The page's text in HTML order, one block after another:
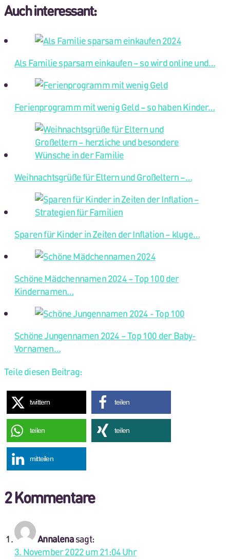
Auch interessant:
Als Familie sparsam einkaufen – so wird online und…
Ferienprogramm mit wenig Geld – so haben Kinder…
Weihnachtsgrüße für Eltern und Großeltern –…
Sparen für Kinder in Zeiten der Inflation – kluge…
Schöne Mädchennamen 2024 – Top 100 der
Kindernamen…
Schöne Jungennamen 2024 – Top 100 der Baby-
Vornamen…
Teile diesen Beitrag:
twittern teilen
teilen teilen
mitteilen
2 Kommentare
Annalenasagt:
3. November 2022 um 21:04 Uhr